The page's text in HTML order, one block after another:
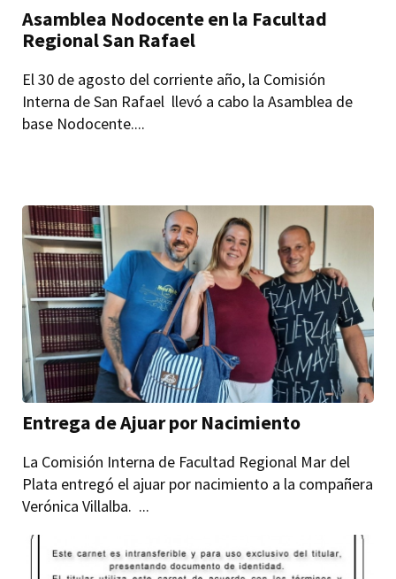
Asamblea Nodocente en la Facultad
Regional San Rafael
El 30 de agosto del corriente año, la Comisión
Interna de San Rafael llevó a cabo la Asamblea de
base Nodocente....
Entrega de Ajuar por Nacimiento
La Comisión Interna de Facultad Regional Mar del
Plata entregó el ajuar por nacimiento a la compañera
Verónica Villalba. ...